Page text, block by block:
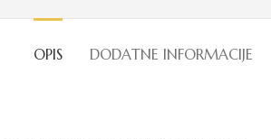
OPIS DODATNE INFORMACIJE